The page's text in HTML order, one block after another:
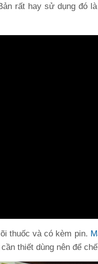
rất hay sử dụng đó là
thuốc và có kèm pin.
thiết dùng nên để